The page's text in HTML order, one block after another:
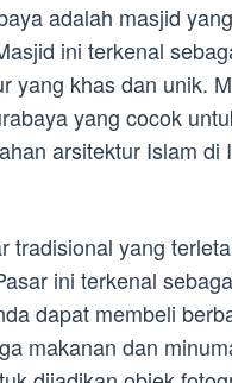
adalah masjid
ini terkenal
yang khas dan unik.
yang cocok
arsitektur Islam di
tradisional yang
ini terkenal
dapat membeli
makanan dan